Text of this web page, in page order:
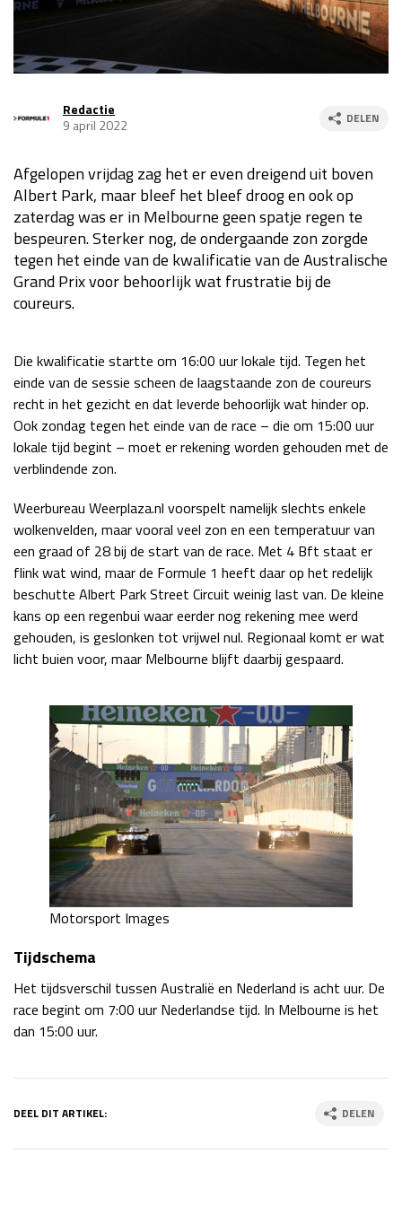
Race
za 13:00 - 15:00
Kwalificatie
za 23:00 - 00:00
Race
zo 21:00 - 23:00
GP MEXICO 2026
Kwalificatie
za 22:00 - 23:00
Race
zo 21:00 - 23:00
Kwalificatie
za 19:00 - 20:00
Race
zo 18:00 - 20:00
LAS VEGAS GRAND PRIX 2026 20 - 22 nov
Kwalificatie
GP QATAR 2026 27 - 29 nov
Race
zo 17:00 - 19:00
GP ABU DHABI 2026 04 - 06 dec
Kwalificatie
za 15:00 - 16:00
Race
zo 14:00 - 16:00
Redactie
9 april 2022
DELEN
Afgelopen vrijdag zag het er even dreigend uit boven
Albert Park, maar bleef het bleef droog en ook op
zaterdag was er in Melbourne geen spatje regen te
bespeuren. Sterker nog, de ondergaande zon zorgde
tegen het einde van de kwalificatie van de Australische
Grand Prix voor behoorlijk wat frustratie bij de
coureurs.
Die kwalificatie startte om 16:00 uur lokale tijd. Tegen het
einde van de sessie scheen de laagstaande zon de coureurs
recht in het gezicht en dat leverde behoorlijk wat hinder op.
Ook zondag tegen het einde van de race – die om 15:00 uur
lokale tijd begint – moet er rekening worden gehouden met de
verblindende zon.
Weerbureau Weerplaza.nl voorspelt namelijk slechts enkele
wolkenvelden, maar vooral veel zon en een temperatuur van
een graad of 28 bij de start van de race. Met 4 Bft staat er
flink wat wind, maar de Formule 1 heeft daar op het redelijk
beschutte Albert Park Street Circuit weinig last van. De kleine
kans op een regenbui waar eerder nog rekening mee werd
gehouden, is geslonken tot vrijwel nul. Regionaal komt er wat
licht buien voor, maar Melbourne blijft daarbij gespaard.
Motorsport Images
Tijdschema
Het tijdsverschil tussen Australië en Nederland is acht uur. De
race begint om 7:00 uur Nederlandse tijd. In Melbourne is het
dan 15:00 uur.
DEEL DIT ARTIKEL: DELEN